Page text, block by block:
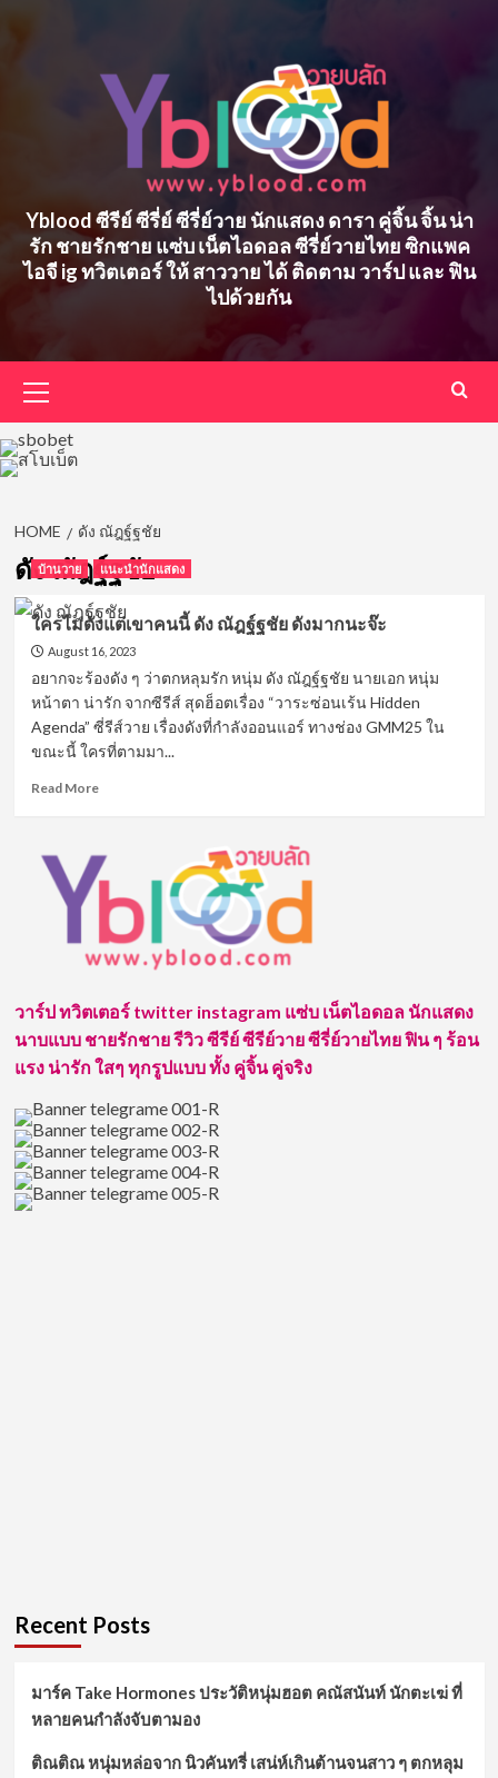
Yblood ซีรีย์ ซีรี่ย์ ซีรี่ย์วาย นักแสดง ดารา คู่จิ้น จิ้น น่า
รัก ชายรักชาย แซ่บ เน็ตไอดอล ซีรี่ย์วายไทย ซิกแพค
ไอจี ig ทวิตเตอร์ ให้ สาววาย ได้ ติดตาม วาร์ป และ ฟิน
ไปด้วยกัน
Menu
HOME ดัง ณัฎฐ์ฐชัย
ดัง ณัฎฐ์ฐชัย
บ้านวาย แนะนำนักแสดง
ใครไม่ดังแต่เขาคนนี้ ดัง ณัฎฐ์ฐชัย ดังมากนะจ๊ะ
August 16, 2023
อยากจะร้องดัง ๆ ว่าตกหลุมรัก หนุ่ม ดัง ณัฎฐ์ฐชัย นายเอก หนุ่ม
หน้าตา น่ารัก จากซีรีส์ สุดฮ็อตเรื่อง “วาระซ่อนเร้น Hidden
Agenda” ซี่รีส์วาย เรื่องดังที่กำลังออนแอร์ ทางช่อง GMM25 ใน
ขณะนี้ ใครที่ตามมา...
Read MoreRead
ไม่
แต่
เขา
คน
ณัฎฐ์ฐ
ชัย
ดัง
มาก
นะ
จ๊ะ
วาร์ป ทวิตเตอร์ twitter instagram แซ่บ เน็ตไอดอล นักแสดง
นาบแบบ ชายรักชาย รีวิว ซีรีย์ ซีรีย์วาย ซีรี่ย์วายไทย ฟิน ๆ ร้อน
แรง น่ารัก ใสๆ ทุกรูปแบบ ทั้ง คู่จิ้น คู่จริง
Recent Posts
มาร์ค Take Hormones ประวัติหนุ่มฮอต คณัสนันท์ นักตะเฆ่ ที่
หลายคนกำลังจับตามอง
ติณติณ หนุ่มหล่อจาก นิวคันทรี่ เสน่ห์เกินต้านจนสาว ๆ ตกหลุม